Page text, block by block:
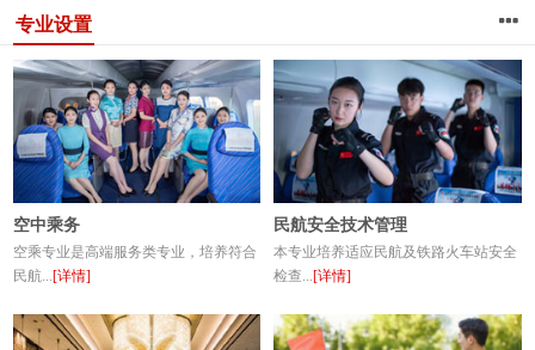
专业设置
空中乘务
空乘专业是高端服务类专业，培养符合
民航...[详情]
民航安全技术管理
本专业培养适应民航及铁路火车站安全
检查...[详情]